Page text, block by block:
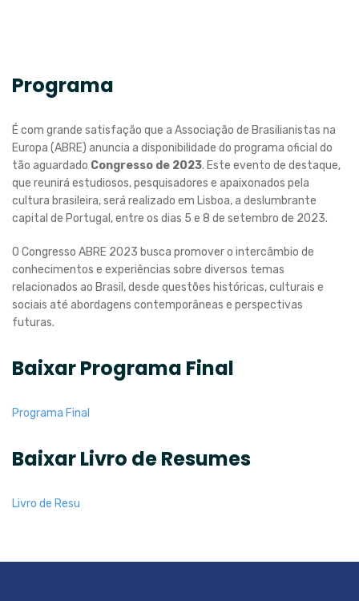
Programa
É com grande satisfação que a Associação de Brasilianistas na
Europa (ABRE) anuncia a disponibilidade do programa oficial do
tão aguardado Congresso de 2023. Este evento de destaque,
que reunirá estudiosos, pesquisadores e apaixonados pela
cultura brasileira, será realizado em Lisboa, a deslumbrante
capital de Portugal, entre os dias 5 e 8 de setembro de 2023.
O Congresso ABRE 2023 busca promover o intercâmbio de
conhecimentos e experiências sobre diversos temas
relacionados ao Brasil, desde questões históricas, culturais e
sociais até abordagens contemporâneas e perspectivas
futuras.
Baixar Programa Final
Programa Final
Baixar Livro de Resumes
Livro de Resu